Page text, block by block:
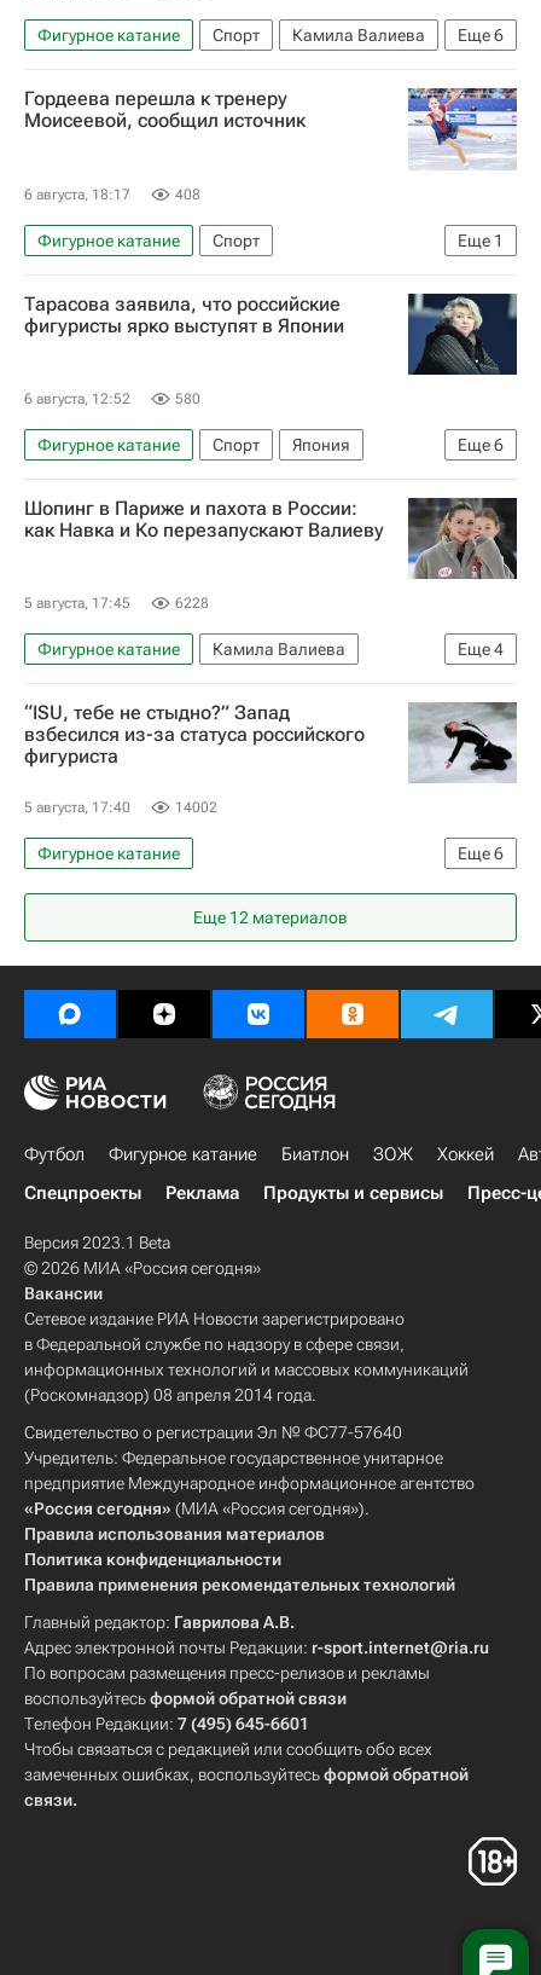
Олимпийский комитет России (ОКР)
Пётр Гуменник
Еще6
Фигурное катание Спорт
Камила Валиева
Александра Игнатова (Трусова)
Владислав Дикиджи
Международный олимпийский комитет (МОК)
Олимпийский комитет России (ОКР)
Пётр Гуменник
Гордеева перешла к тренеру
Моисеевой, сообщил источник
6 августа, 18:17 408
Еще 1
Фигурное катание
Спорт
Сергей Давыдов (тренер по фигурному катанию)
Тарасова заявила, что российские
фигуристы ярко выступят в Японии
6 августа, 12:52 580
Еще6
Фигурное катание Спорт
Япония
Токио
СССР
Татьяна Тарасова
Александра Игнатова (Трусова)
Международный союз конькобежцев (ISU)
Шопинг в Париже и пахота в России:
как Навка и Ко перезапускают Валиеву
5 августа, 17:45 6228
Еще4
Фигурное катание
Камила Валиева
Алиса Лю
Россия
Франция
Авторы РИА Новости Спорт
“ISU, тебе не стыдно?” Запад
взбесился из-за статуса российского
фигуриста
5 августа, 17:40 14002
Еще6
Фигурное катание
Международный союз конькобежцев (ISU)
Международный олимпийский комитет (МОК)
Владимир Путин
Сергей Шойгу
Марк Кондратюк
Авторы РИА Новости Спорт
Еще 12 материалов
Футбол Фигурное катание Биатлон ЗОЖ Хоккей
Спецпроекты
Реклама Продукты и сервисы Пресс-
Версия 2023.1 Beta
© 2026 МИА «Россия сегодня»
Вакансии
Сетевое издание РИА Новости зарегистрировано
в Федеральной службе по надзору в сфере связи,
информационных технологий и массовых коммуникаций
(Роскомнадзор) 08 апреля 2014 года.
Свидетельство о регистрации Эл № ФС77-57640
Учредитель: Федеральное государственное унитарное
предприятие Международное информационное агентство
«Россия сегодня» (МИА «Россия сегодня»).
Правила использования материалов
Политика конфиденциальности
Правила применения рекомендательных технологий
Главный редактор: Гаврилова А.В.
Адрес электронной почты Редакции: r-sport.internet@ria.ru
По вопросам размещения пресс-релизов и рекламы
воспользуйтесьформой обратной связи
Телефон Редакции: 7 (495) 645-6601
Чтобы связаться с редакцией или сообщить обо всех
замеченных ошибках, воспользуйтесьформой обратной
связи.